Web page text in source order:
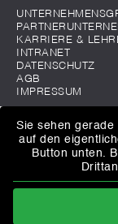
KARRIERE &
INTRANET
DATENSCHUTZ
AGB
IMPRESSUM
Sie sehen
auf den
Button unten.